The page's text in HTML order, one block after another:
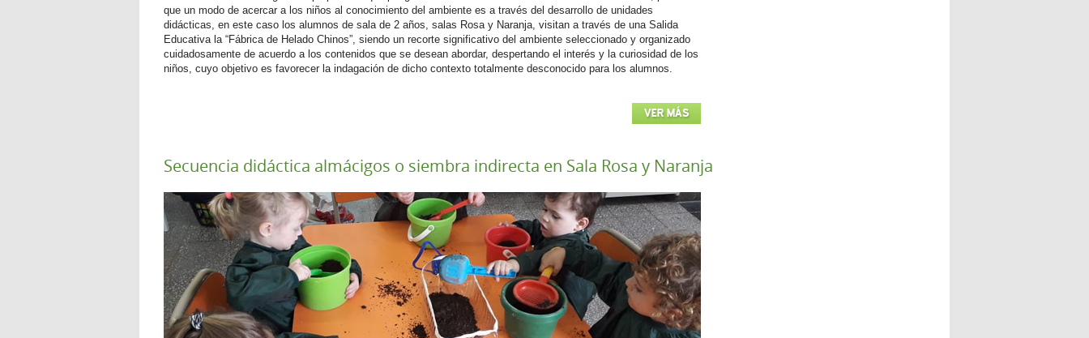
que un modo de acercar a los niños al conocimiento del ambiente es a través del desarrollo de unidades
didácticas, en este caso los alumnos de sala de 2 años, salas Rosa y Naranja, visitan a través de una Salida
Educativa la “Fábrica de Helado Chinos”, siendo un recorte significativo del ambiente seleccionado y organizado
cuidadosamente de acuerdo a los contenidos que se desean abordar, despertando el interés y la curiosidad de los
niños, cuyo objetivo es favorecer la indagación de dicho contexto totalmente desconocido para los alumnos.
VER MÁS
Secuencia didáctica almácigos o siembra indirecta en Sala Rosa y Naranja